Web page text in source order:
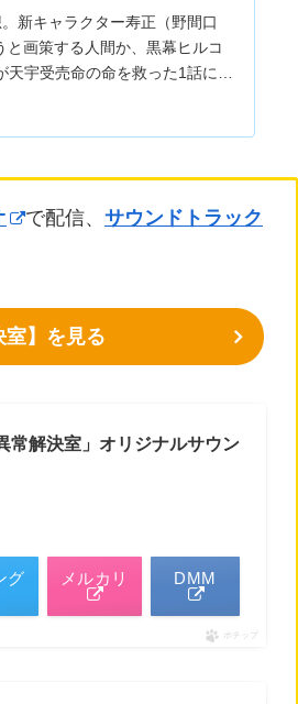
新キャラクター寿正（野間口
画策する人間か、黒幕ヒルコ
天宇受売命の命を救った1話に繋
で配信、 サウンドトラック
】を見る
常解決室」オリジナルサウン
グ メルカリ DMM
ポチップ